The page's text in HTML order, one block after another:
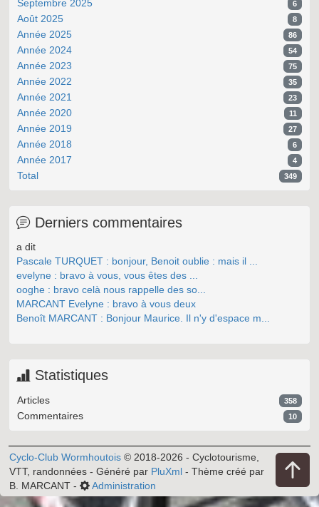
Septembre 2025 6
Août 2025 8
Année 2025 86
Année 2024 54
Année 2023 75
Année 2022 35
Année 2021 23
Année 2020 11
Année 2019 27
Année 2018 6
Année 2017 4
Total 349
Derniers commentaires
a dit
Pascale TURQUET : bonjour, Benoit oublie : mais il ...
evelyne : bravo à vous, vous êtes des ...
ooghe : bravo celà nous rappelle des so...
MARCANT Evelyne : bravo à vous deux
Benoît MARCANT : Bonjour Maurice. Il n'y d'espace m...
Statistiques
Articles 358
Commentaires 10
Cyclo-Club Wormhoutois © 2018-2026 - Cyclotourisme,
VTT, randonnées - Généré par PluXml - Thème créé par
B. MARCANT -
Administration